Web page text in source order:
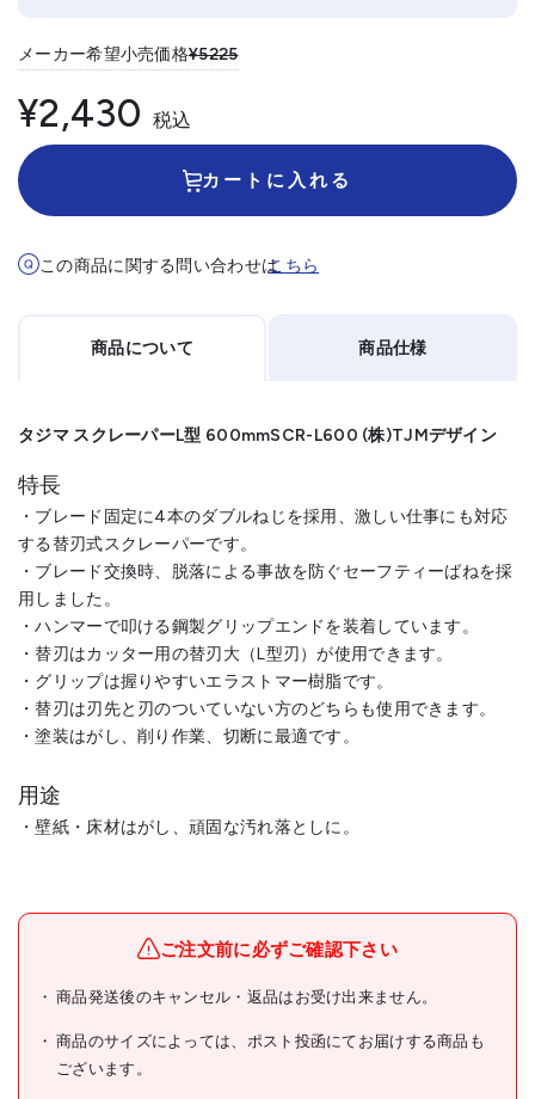
メーカー希望小売価格¥5225
¥2,430 税込
カートに入れる
この商品に関する問い合わせはこちら
商品について
タジマ スクレーパーL型 600mmSCR-L600 (株)TJMデザイン
特長
・ブレード固定に4本のダブルねじを採用、激しい仕事にも対応
する替刃式スクレーパーです。
・ブレード交換時、脱落による事故を防ぐセーフティーばねを採
用しました。
・ハンマーで叩ける鋼製グリップエンドを装着しています。
・替刃はカッター用の替刃大（L型刃）が使用できます。
・グリップは握りやすいエラストマー樹脂です。
・替刃は刃先と刃のついていない方のどちらも使用できます。
・塗装はがし、削り作業、切断に最適です。
用途
・壁紙・床材はがし、頑固な汚れ落としに。
商品仕様
ブランド名 タジマ
商品名
タジマ スクレーパーL型
600mm
型式 SCR-L600
ご注文前に必ずご確認下さい
商品発送後のキャンセル・返品はお受け出来ません。
商品のサイズによっては、ポスト投函にてお届けする商品も
ございます。